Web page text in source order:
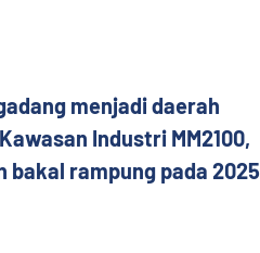
menjadi daerah
Industri MM2100,
bakal rampung pada 2025